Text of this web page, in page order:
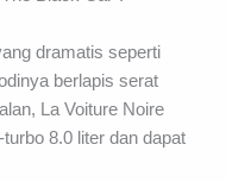
dramatis seperti
berlapis serat
La Voiture Noire
8.0 liter dan dapat